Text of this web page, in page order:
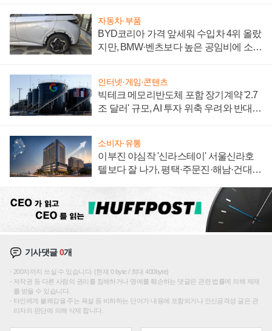
자동차·부품
BYD코리아 가격 앞세워 수입차 4위 올랐
지만, BMW·벤츠보다 높은 공임비에 소비
인터넷·게임·콘텐츠
빅테크 메모리반도체 포함 장기계약 '2.7
조 달러' 규모, AI 투자 위축 우려와 반대
소비자·유통
이부진 야심작 '신라스테이' 서울신라호
텔보다 잘 나가, 평택·주문진·해남·건대로
기사댓글0개
200자까지 쓰실 수 있습니다. (현재 0 byte / 최대 400byte)
저작권 등 다른 사람의 권리를 침해하거나 명예를 훼손하는 댓글은 관련 법률에 의해 제재
를 받을 수 있습니다.
타인에게 불쾌감을 주는 욕설 등 비하하는 단어가 내용에 포함되거나 인신공격성 글은 관
리자의 판단에 의해 삭제 합니다.